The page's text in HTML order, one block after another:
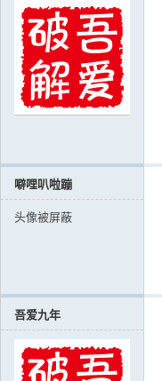
噼哩叭啦蹦
头像被屏蔽
吾爱九年